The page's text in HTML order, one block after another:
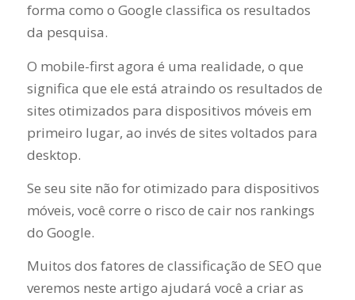
forma como o Google classifica os resultados
da pesquisa.
O mobile-first agora é uma realidade, o que
significa que ele está atraindo os resultados de
sites otimizados para dispositivos móveis em
primeiro lugar, ao invés de sites voltados para
desktop.
Se seu site não for otimizado para dispositivos
móveis, você corre o risco de cair nos rankings
do Google.
Muitos dos fatores de classificação de SEO que
veremos neste artigo ajudará você a criar as